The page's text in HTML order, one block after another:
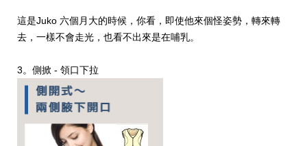
這是Juko 六個月大的時候，你看，即使他來個怪姿勢，轉來轉
去，一樣不會走光，也看不出來是在哺乳。
3。側掀 - 領口下拉